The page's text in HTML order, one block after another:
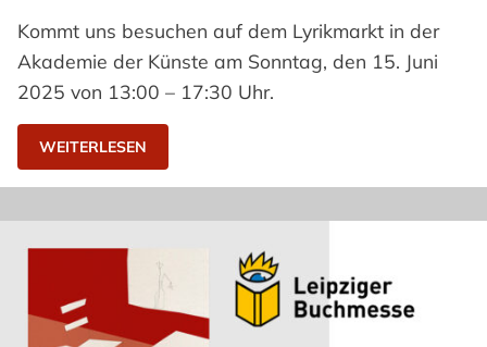
Kommt uns besuchen auf dem Lyrikmarkt in der
Akademie der Künste am Sonntag, den 15. Juni
2025 von 13:00 – 17:30 Uhr.
WEITERLESEN